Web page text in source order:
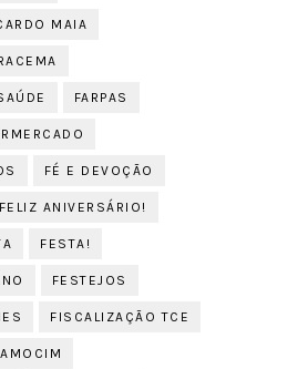
MAIA
FARPAS
FÉ E DEVOÇÃO
FELIZ ANIVERSÁRIO!
FESTA!
FESTEJOS
FISCALIZAÇÃO TCE